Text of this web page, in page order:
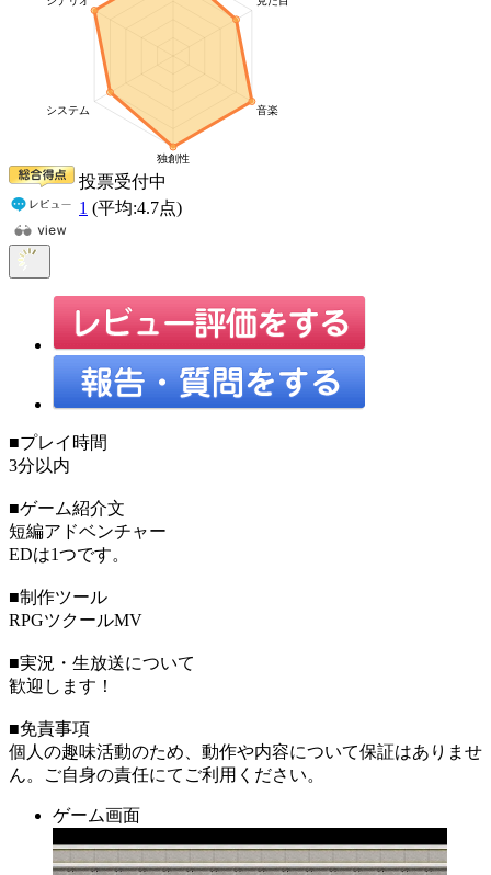
投票受付中
1 (平均:4.7点)
■プレイ時間
3分以内
■ゲーム紹介文
短編アドベンチャー
EDは1つです。
■制作ツール
RPGツクールMV
■実況・生放送について
歓迎します！
■免責事項
個人の趣味活動のため、動作や内容について保証はありませ
ん。ご自身の責任にてご利用ください。
ゲーム画面